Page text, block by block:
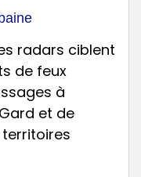
radars ciblent
de feux
à
et de
territoires